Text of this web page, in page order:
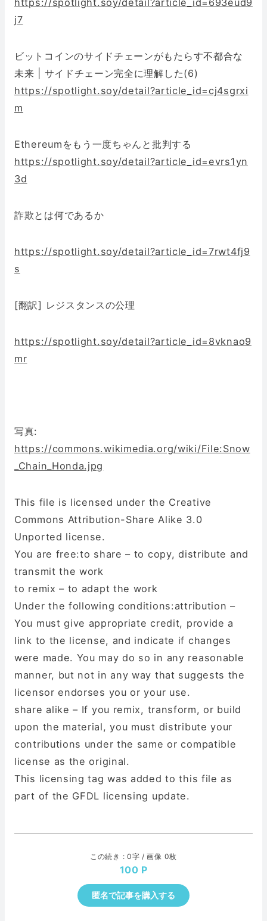
https://spotlight.soy/detail?article_id=693eud9
j7
ビットコインのサイドチェーンがもたらす不都合な
未来 | サイドチェーン完全に理解した(6)
https://spotlight.soy/detail?article_id=cj4sgrxi
m
Ethereumをもう一度ちゃんと批判する
https://spotlight.soy/detail?article_id=evrs1yn
3d
詐欺とは何であるか
https://spotlight.soy/detail?article_id=7rwt4fj9
s
[翻訳] レジスタンスの公理
https://spotlight.soy/detail?article_id=8vknao9
mr
写真:
https://commons.wikimedia.org/wiki/File:Snow
_Chain_Honda.jpg
This file is licensed under the Creative
Commons Attribution-Share Alike 3.0
Unported license.
You are free:to share – to copy, distribute and
transmit the work
to remix – to adapt the work
Under the following conditions:attribution –
You must give appropriate credit, provide a
link to the license, and indicate if changes
were made. You may do so in any reasonable
manner, but not in any way that suggests the
licensor endorses you or your use.
share alike – If you remix, transform, or build
upon the material, you must distribute your
contributions under the same or compatible
license as the original.
This licensing tag was added to this file as
part of the GFDL licensing update.
この続き : 0字 / 画像 0枚
100
匿名で記事を購入する